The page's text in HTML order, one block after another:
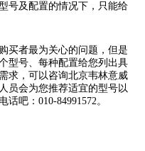
号及配置的情况下，只能给
买者最为关心的问题，但是
型号、每种配置给您列出具
求，可以咨询北京韦林意威
员会为您推荐适宜的型号以
吧：010-84991572。